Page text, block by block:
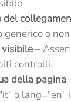
del
generico o
visibile–
controlli.
della pagina
o lang="en"